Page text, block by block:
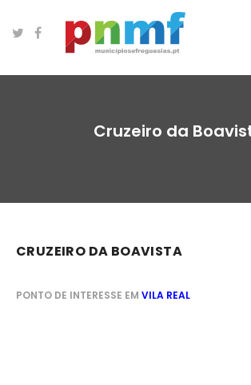
Cruzeiro da
CRUZEIRO DA BOAVISTA
PONTO DE INTERESSE EM VILA REAL